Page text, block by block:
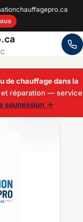
de chauffage dans la
réparation — service
soumission →